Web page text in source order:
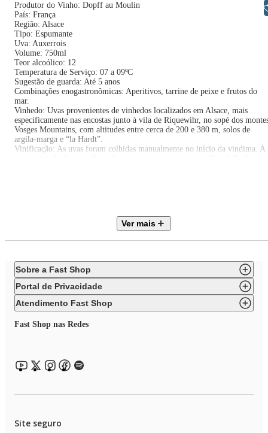
Produtor do Vinho: Dopff au Moulin
País: França
Região: Alsace
Tipo: Espumante
Uva: Auxerrois
Volume: 750ml
Teor alcoólico: 12
Temperatura de Serviço: 07 a 09ºC
Sugestão de guarda: Até 5 anos
Combinações enogastronômicas: Aperitivos, tarrine de peixe e frutos do
mar.
Vinhedo: Uvas provenientes de vinhedos localizados em Alsace, mais
especificamente nas encostas junto à vila de Riquewihr, no sopé dos
Vosges Mountains, com altitudes entre cerca de 200 e 380 m, solos de
argila-marga e “la Hardt”.
Vinificação: As uvas foram colhidas manualmente no início da vindima. A
Pontuado por Wine Enthusiast em : 91
Ver mais
Sobre a Fast Shop
Portal de Privacidade
Atendimento Fast Shop
Fast Shop nas Redes
Site seguro